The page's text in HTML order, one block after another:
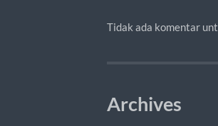
Tidak ada komentar
Archives